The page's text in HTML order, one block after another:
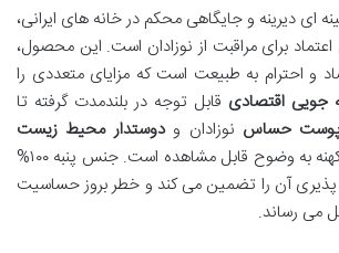
ای دیرینه و جایگاهی محکم در خانه های ایرانی،
برای مراقبت از نوزادان است. این محصول،
و احترام به طبیعت است که مزایای متعددی را
جویی اقتصادی قابل توجه در بلندمدت گرفته تا
پوست حساس نوزادان ودوستدار محیط زیست
، نقاط قوت این کهنه به وضوح قابل مشاهده است. جنس پنبه ۱۰۰%
آن را تضمین می کند و خطر بروز حساسیت
می رساند.